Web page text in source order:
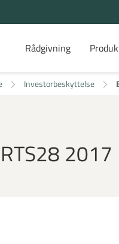
Rådgivning
Investorbeskyttelse
2017